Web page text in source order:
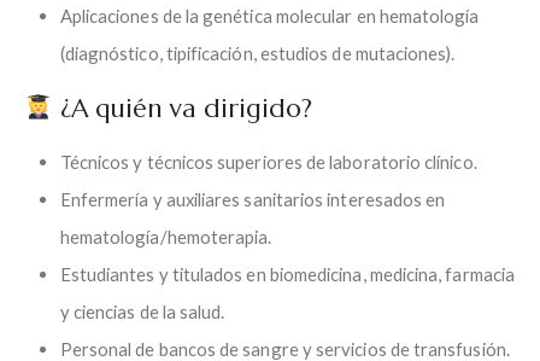
Aplicaciones de la genética molecular en hematología
(diagnóstico, tipificación, estudios de mutaciones).
¿A quién va dirigido?
Técnicos y técnicos superiores de laboratorio clínico.
Enfermería y auxiliares sanitarios interesados en
hematología/hemoterapia.
Estudiantes y titulados en biomedicina, medicina, farmacia
y ciencias de la salud.
Personal de bancos de sangre y servicios de transfusión.